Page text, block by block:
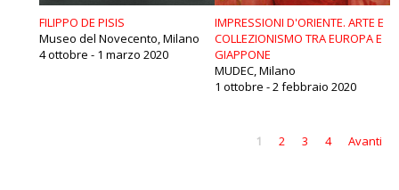
FILIPPO DE PISIS
Museo del Novecento, Milano
4 ottobre - 1 marzo 2020
IMPRESSIONI D'ORIENTE. ARTE E
COLLEZIONISMO TRA EUROPA E
GIAPPONE
MUDEC, Milano
1 ottobre - 2 febbraio 2020
1 2 3 4 Avanti